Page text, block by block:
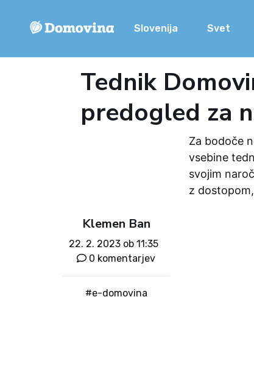
Slovenija Svet
Tednik
predogled za
Klemen Ban
22. 2. 2023 ob 11:35
0 komentarjev
#e-domovina
Za bodoče
vsebine
svojim
z